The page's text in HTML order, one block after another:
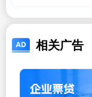
相关广告